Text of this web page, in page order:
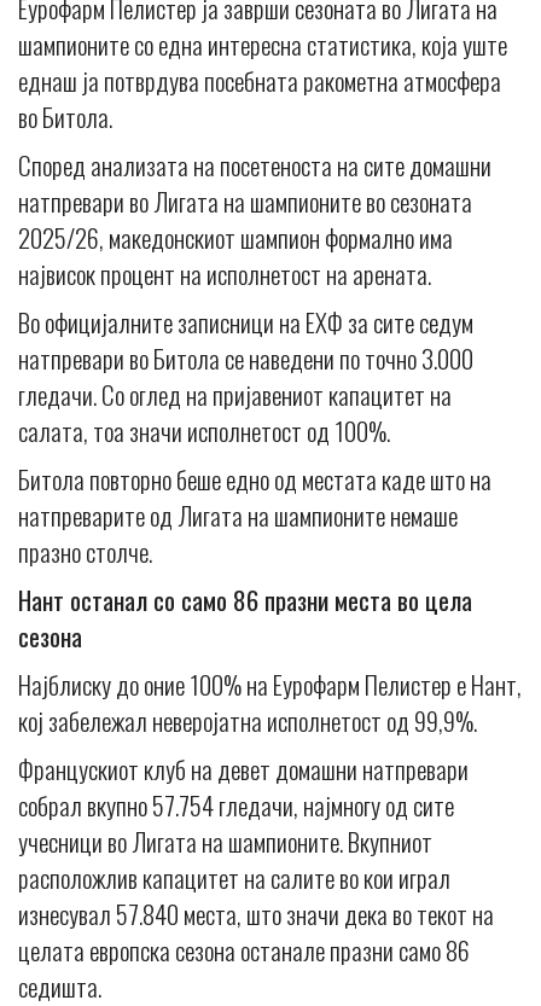
шампионите со една интересна статистика, која уште
еднаш ја потврдува посебната ракометна атмосфера
во Битола.
Според анализата на посетеноста на сите домашни
натпревари во Лигата на шампионите во сезоната
2025/26, македонскиот шампион формално има
највисок процент на исполнетост на арената.
Во официјалните записници на ЕХФ за сите седум
натпревари во Битола се наведени по точно 3.000
гледачи. Со оглед на пријавениот капацитет на
салата, тоа значи исполнетост од 100%.
Битола повторно беше едно од местата каде што на
натпреварите од Лигата на шампионите немаше
празно столче.
Нант останал со само 86 празни места во цела
сезона
Најблиску до oние 100% на Еурофарм Пелистер е Нант,
кој забележал неверојатна исполнетост од 99,9%.
Францускиот клуб на девет домашни натпревари
собрал вкупно 57.754 гледачи, најмногу од сите
учесници во Лигата на шампионите. Вкупниот
расположлив капацитет на салите во кои играл
изнесувал 57.840 места, што значи дека во текот на
целата европска сезона останале празни само 86
седишта.